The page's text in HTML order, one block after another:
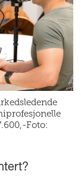
Foto: